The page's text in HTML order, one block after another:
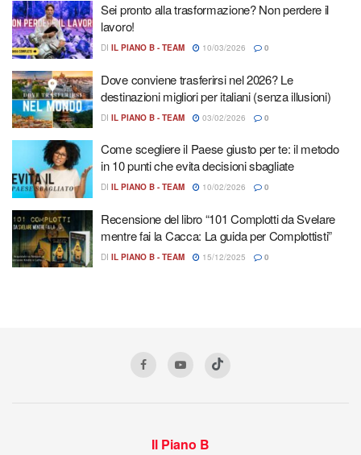
Sei pronto alla trasformazione? Non perdere il
lavoro!
DI IL PIANO B - TEAM 10/03/2026 0
Dove conviene trasferirsi nel 2026? Le
destinazioni migliori per italiani (senza illusioni)
DI IL PIANO B - TEAM 03/02/2026 0
Come scegliere il Paese giusto per te: il metodo
in 10 punti che evita decisioni sbagliate
DI IL PIANO B - TEAM 10/02/2026 0
Recensione del libro “101 Complotti da Svelare
mentre fai la Cacca: La guida per Complottisti”
DI IL PIANO B - TEAM 15/12/2025 0
Il Piano B